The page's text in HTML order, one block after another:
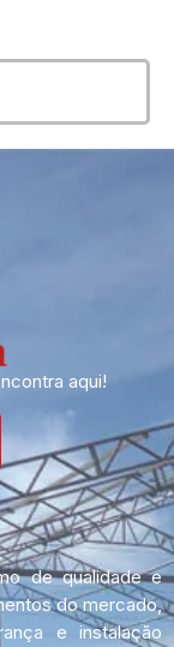
aqui!
de qualidade e
do mercado,
e instalação